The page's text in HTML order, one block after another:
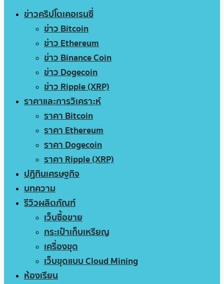
ข่าวคริปโตเคอเรนซี่
ข่าว Bitcoin
ข่าว Ethereum
ข่าว Binance Coin
ข่าว Dogecoin
ข่าว Ripple (XRP)
ราคาและการวิเคราะห์
ราคา Bitcoin
ราคา Ethereum
ราคา Dogecoin
ราคา Ripple (XRP)
ปฏิทินเศรษฐกิจ
บทความ
รีวิวผลิตภัณฑ์
เว็บซื้อขาย
กระเป๋าเก็บเหรียญ
เครื่องขุด
เว็บขุดแบบ Cloud Mining
ห้องเรียน